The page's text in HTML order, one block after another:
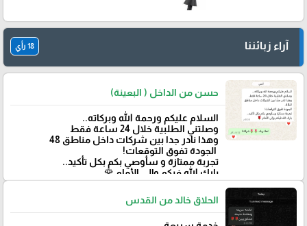
آراء زبائننا 18 رأي
حسن من الداخل ( البعينة)
‏السلام عليكم ورحمة الله وبركاته..
وصلتني الطلبية خلال 24 ساعة فقط
‏وهذا نادر جدا بين شركات داخل مناطق 48
‏ الجودة تفوق التوقعات!
تجربة ممتازة و سأوصي بكم بكل تأكيد..
‏بارك الله فيكم وإلى الأمام 🌹
الحلاق خالد من القدس